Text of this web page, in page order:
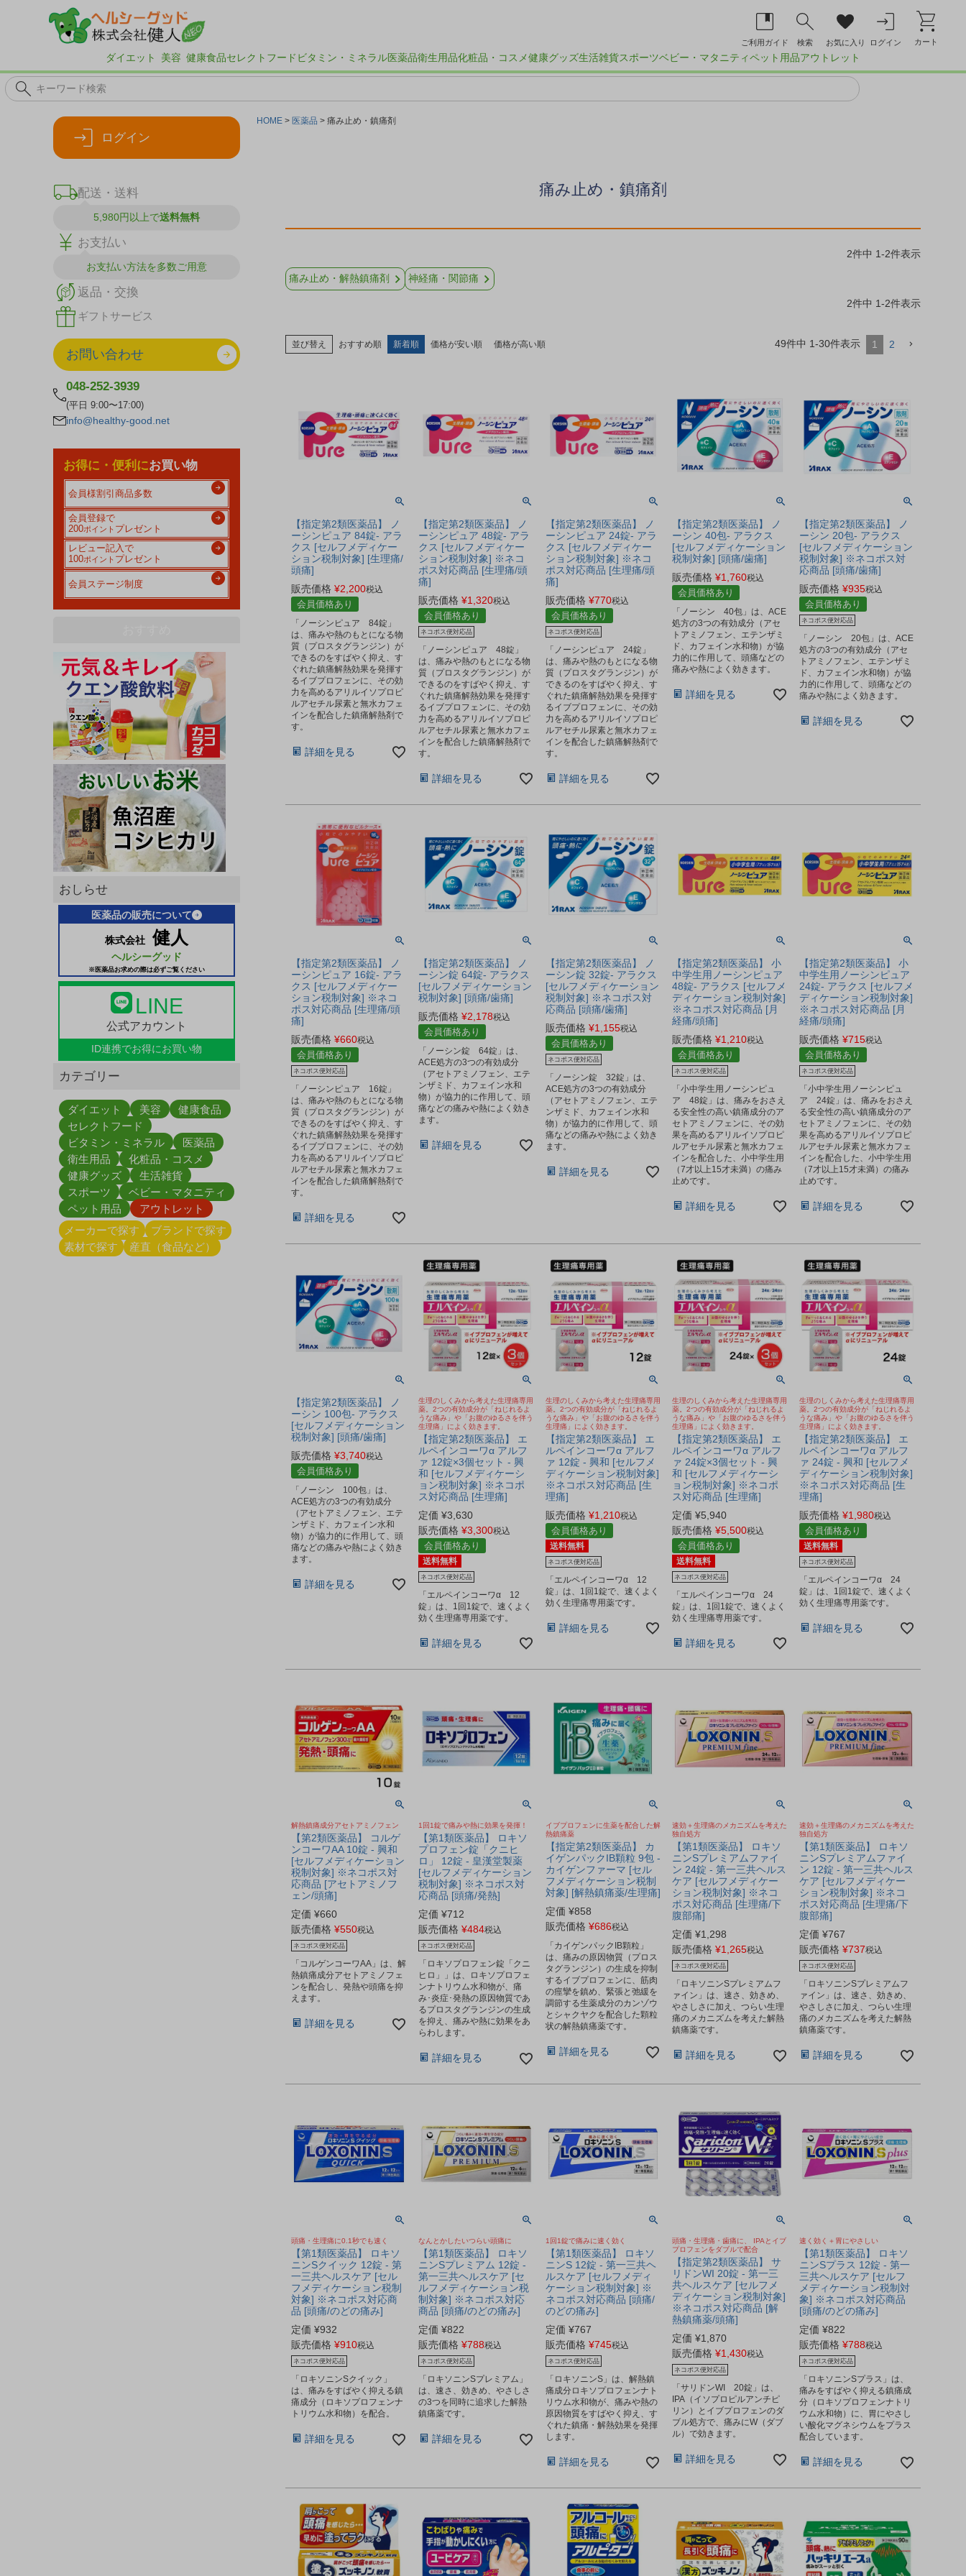
ご利用ガイド 検索 お気に入り ログイン カート
ダイエット 美容 健康食品セレクトフード ビタミン・ミネラル医薬品衛生用品化粧品・コスメ健康グッズ生活雑貨スポーツベビー・マタニティペット用品アウトレット
ログイン
配送・送料
5,980円以上で送料無料
お支払い
お支払い方法を多数ご用意
返品・交換
ギフトサービス
お問い合わせ
048-252-3939
(平日 9:00〜17:00)
info@healthy-good.net
お得に・便利にお買い物
会員様割引商品多数
会員登録で
200ポイント プレゼント
レビュー記入で
100ポイント プレゼント
会員ステージ制度
おしらせ
医薬品の販売について
株式会社 健人
ヘルシーグッド
※医薬品お求めの際は必ずご覧ください
LINE
公式アカウント
ID連携でお得にお買い物
カテゴリー
ダイエット 美容
健康食品
セレクトフード
ビタミン・ミネラル
医薬品
衛生用品
化粧品・コスメ
健康グッズ
生活雑貨
スポーツ
ベビー・マタニティ
ペット用品
アウトレット
メーカーで探す
ブランドで探す
素材で探す
産直（食品など）
HOME 医薬品 痛み止め・鎮痛剤
痛み止め・鎮痛剤
2件中 1-2件表示
痛み止め・解熱鎮痛剤 神経痛・関節痛
2件中 1-2件表示
並び替え おすすめ順 新着順 価格が安い順 価格が高い順 49件中 1-30件表示 1 2
【指定第2類医薬品】 ノ
ーシンピュア 84錠- アラ
クス [セルフメディケー
ション税制対象] [生理痛/
頭痛]
販売価格 ¥2,200税込
会員価格あり
「ノーシンピュア 84錠」
は、痛みや熱のもとになる物
質（プロスタグランジン）が
できるのをすばやく抑え、す
ぐれた鎮痛解熱効果を発揮す
るイブプロフェンに、その効
力を高めるアリルイソプロピ
ルアセチル尿素と無水カフェ
インを配合した鎮痛解熱剤で
す。
詳細を見る
【指定第2類医薬品】 ノ
ーシンピュア 48錠- アラ
クス [セルフメディケー
ション税制対象] ※ネコ
ポス対応商品 [生理痛/頭
痛]
販売価格 ¥1,320税込
会員価格あり
ネコポス便対応品
「ノーシンピュア 48錠」
は、痛みや熱のもとになる物
質（プロスタグランジン）が
できるのをすばやく抑え、す
ぐれた鎮痛解熱効果を発揮す
るイブプロフェンに、その効
力を高めるアリルイソプロピ
ルアセチル尿素と無水カフェ
インを配合した鎮痛解熱剤で
す。
詳細を見る
【指定第2類医薬品】 ノ
ーシンピュア 24錠- アラ
クス [セルフメディケー
ション税制対象] ※ネコ
ポス対応商品 [生理痛/頭
痛]
販売価格 ¥770税込
会員価格あり
ネコポス便対応品
「ノーシンピュア 24錠」
は、痛みや熱のもとになる物
質（プロスタグランジン）が
できるのをすばやく抑え、す
ぐれた鎮痛解熱効果を発揮す
るイブプロフェンに、その効
力を高めるアリルイソプロピ
ルアセチル尿素と無水カフェ
インを配合した鎮痛解熱剤で
す。
詳細を見る
【指定第2類医薬品】 ノ
ーシン 40包- アラクス
[セルフメディケーション
税制対象] [頭痛/歯痛]
販売価格 ¥1,760税込
会員価格あり
「ノーシン 40包」は、ACE
処方の3つの有効成分（アセ
トアミノフェン、エテンザミ
ド、カフェイン水和物）が協
力的に作用して、頭痛などの
痛みや熱によく効きます。
詳細を見る
【指定第2類医薬品】 ノ
ーシン 20包- アラクス
[セルフメディケーション
税制対象] ※ネコポス対
応商品 [頭痛/歯痛]
販売価格 ¥935税込
会員価格あり
ネコポス便対応品
「ノーシン 20包」は、ACE
処方の3つの有効成分（アセ
トアミノフェン、エテンザミ
ド、カフェイン水和物）が協
力的に作用して、頭痛などの
痛みや熱によく効きます。
詳細を見る
【指定第2類医薬品】 ノ
ーシンピュア 16錠- アラ
クス [セルフメディケー
ション税制対象] ※ネコ
ポス対応商品 [生理痛/頭
痛]
販売価格 ¥660税込
会員価格あり
ネコポス便対応品
「ノーシンピュア 16錠」
は、痛みや熱のもとになる物
質（プロスタグランジン）が
できるのをすばやく抑え、す
ぐれた鎮痛解熱効果を発揮す
るイブプロフェンに、その効
力を高めるアリルイソプロピ
ルアセチル尿素と無水カフェ
インを配合した鎮痛解熱剤で
す。
詳細を見る
【指定第2類医薬品】 ノ
ーシン錠 64錠- アラクス
[セルフメディケーション
税制対象] [頭痛/歯痛]
販売価格 ¥2,178税込
会員価格あり
「ノーシン錠 64錠」は、
ACE処方の3つの有効成分
（アセトアミノフェン、エテ
ンザミド、カフェイン水和
物）が協力的に作用して、頭
痛などの痛みや熱によく効き
ます。
詳細を見る
【指定第2類医薬品】 ノ
ーシン錠 32錠- アラクス
[セルフメディケーション
税制対象] ※ネコポス対
応商品 [頭痛/歯痛]
販売価格 ¥1,155税込
会員価格あり
ネコポス便対応品
「ノーシン錠 32錠」は、
ACE処方の3つの有効成分
（アセトアミノフェン、エテ
ンザミド、カフェイン水和
物）が協力的に作用して、頭
痛などの痛みや熱によく効き
ます。
詳細を見る
【指定第2類医薬品】 小
中学生用ノーシンピュア
48錠- アラクス [セルフメ
ディケーション税制対象]
※ネコポス対応商品 [月
経痛/頭痛]
販売価格 ¥1,210税込
会員価格あり
ネコポス便対応品
「小中学生用ノーシンピュ
ア 48錠」は、痛みをおさえ
る安全性の高い鎮痛成分のア
セトアミノフェンに、その効
果を高めるアリルイソプロピ
ルアセチル尿素と無水カフェ
インを配合した、小中学生用
（7才以上15才未満）の痛み
止めです。
詳細を見る
【指定第2類医薬品】 小
中学生用ノーシンピュア
24錠- アラクス [セルフメ
ディケーション税制対象]
※ネコポス対応商品 [月
経痛/頭痛]
販売価格 ¥715税込
会員価格あり
ネコポス便対応品
「小中学生用ノーシンピュ
ア 24錠」は、痛みをおさえ
る安全性の高い鎮痛成分のア
セトアミノフェンに、その効
果を高めるアリルイソプロピ
ルアセチル尿素と無水カフェ
インを配合した、小中学生用
（7才以上15才未満）の痛み
止めです。
詳細を見る
【指定第2類医薬品】 ノ
ーシン 100包- アラクス
[セルフメディケーション
税制対象] [頭痛/歯痛]
販売価格 ¥3,740税込
会員価格あり
「ノーシン 100包」は、
ACE処方の3つの有効成分
（アセトアミノフェン、エテ
ンザミド、カフェイン水和
物）が協力的に作用して、頭
痛などの痛みや熱によく効き
ます。
詳細を見る
生理のしくみから考えた生理痛専用
薬。2つの有効成分が「ねじれるよ
うな痛み」や「お腹のゆるさを伴う
生理痛」によく効きます。
【指定第2類医薬品】 エ
ルペインコーワα アルフ
ァ 12錠×3個セット - 興
和 [セルフメディケーシ
ョン税制対象] ※ネコポ
ス対応商品 [生理痛]
定価 ¥3,630
販売価格 ¥3,300税込
会員価格あり
送料無料
ネコポス便対応品
「エルペインコーワα 12
錠」は、1回1錠で、速くよく
効く生理痛専用薬です。
詳細を見る
生理のしくみから考えた生理痛専用
薬。2つの有効成分が「ねじれるよ
うな痛み」や「お腹のゆるさを伴う
生理痛」によく効きます。
【指定第2類医薬品】 エ
ルペインコーワα アルフ
ァ 12錠 - 興和 [セルフメ
ディケーション税制対象]
※ネコポス対応商品 [生
理痛]
販売価格 ¥1,210税込
会員価格あり
送料無料
ネコポス便対応品
「エルペインコーワα 12
錠」は、1回1錠で、速くよく
効く生理痛専用薬です。
詳細を見る
生理のしくみから考えた生理痛専用
薬。2つの有効成分が「ねじれるよ
うな痛み」や「お腹のゆるさを伴う
生理痛」によく効きます。
【指定第2類医薬品】 エ
ルペインコーワα アルフ
ァ 24錠×3個セット - 興
和 [セルフメディケーシ
ョン税制対象] ※ネコポ
ス対応商品 [生理痛]
定価 ¥5,940
販売価格 ¥5,500税込
会員価格あり
送料無料
ネコポス便対応品
「エルペインコーワα 24
錠」は、1回1錠で、速くよく
効く生理痛専用薬です。
詳細を見る
生理のしくみから考えた生理痛専用
薬。2つの有効成分が「ねじれるよ
うな痛み」や「お腹のゆるさを伴う
生理痛」によく効きます。
【指定第2類医薬品】 エ
ルペインコーワα アルフ
ァ 24錠 - 興和 [セルフメ
ディケーション税制対象]
※ネコポス対応商品 [生
理痛]
販売価格 ¥1,980税込
会員価格あり
送料無料
ネコポス便対応品
「エルペインコーワα 24
錠」は、1回1錠で、速くよく
効く生理痛専用薬です。
詳細を見る
解熱鎮痛成分アセトアミノフェン
【第2類医薬品】 コルゲ
ンコーワAA 10錠 - 興和
[セルフメディケーション
税制対象] ※ネコポス対
応商品 [アセトアミノフ
ェン/頭痛]
定価 ¥660
販売価格 ¥550税込
ネコポス便対応品
「コルゲンコーワAA」は、解
熱鎮痛成分アセトアミノフェ
ンを配合し、発熱や頭痛を抑
えます。
詳細を見る
1回1錠で痛みや熱に効果を発揮！
【第1類医薬品】 ロキソ
プロフェン錠「クニヒ
ロ」 12錠 - 皇漢堂製薬
[セルフメディケーション
税制対象] ※ネコポス対
応商品 [頭痛/発熱]
定価 ¥712
販売価格 ¥484税込
ネコポス便対応品
「ロキソプロフェン錠「クニ
ヒロ」」は、ロキソプロフェ
ンナトリウム水和物が、痛
み･炎症･発熱の原因物質であ
るプロスタグランジンの生成
を抑え、痛みや熱に効果をあ
らわします。
詳細を見る
イブプロフェンに生薬を配合した解
熱鎮痛薬
【指定第2類医薬品】 カ
イゲンパックIB顆粒 9包 -
カイゲンファーマ [セル
フメディケーション税制
対象] [解熱鎮痛薬/生理痛]
定価 ¥858
販売価格 ¥686税込
「カイゲンパックIB顆粒」
は、痛みの原因物質（プロス
タグランジン）の生成を抑制
するイブプロフェンに、筋肉
の痙攣を鎮め、緊張と弛緩を
調節する生薬成分のカンゾウ
とシャクヤクを配合した顆粒
状の解熱鎮痛薬です。
詳細を見る
速効＋生理痛のメカニズムを考えた
独自処方
【第1類医薬品】 ロキソ
ニンSプレミアムファイ
ン 24錠 - 第一三共ヘルス
ケア [セルフメディケー
ション税制対象] ※ネコ
ポス対応商品 [生理痛/下
腹部痛]
定価 ¥1,298
販売価格 ¥1,265税込
ネコポス便対応品
「ロキソニンSプレミアムフ
ァイン」は、速さ、効きめ、
やさしさに加え、つらい生理
痛のメカニズムを考えた解熱
鎮痛薬です。
詳細を見る
速効＋生理痛のメカニズムを考えた
独自処方
【第1類医薬品】 ロキソ
ニンSプレミアムファイ
ン 12錠 - 第一三共ヘルス
ケア [セルフメディケー
ション税制対象] ※ネコ
ポス対応商品 [生理痛/下
腹部痛]
定価 ¥767
販売価格 ¥737税込
ネコポス便対応品
「ロキソニンSプレミアムフ
ァイン」は、速さ、効きめ、
やさしさに加え、つらい生理
痛のメカニズムを考えた解熱
鎮痛薬です。
詳細を見る
頭痛・生理痛に0.1秒でも速く
【第1類医薬品】 ロキソ
ニンSクイック 12錠 - 第
一三共ヘルスケア [セル
フメディケーション税制
対象] ※ネコポス対応商
品 [頭痛/のどの痛み]
定価 ¥932
販売価格 ¥910税込
ネコポス便対応品
「ロキソニンSクイック」
は、痛みをすばやく抑える鎮
痛成分（ロキソプロフェンナ
トリウム水和物）を配合。
詳細を見る
なんとかしたいつらい頭痛に
【第1類医薬品】 ロキソ
ニンSプレミアム 12錠 -
第一三共ヘルスケア [セ
ルフメディケーション税
制対象] ※ネコポス対応
商品 [頭痛/のどの痛み]
定価 ¥822
販売価格 ¥788税込
ネコポス便対応品
「ロキソニンSプレミアム」
は、速さ、効きめ、やさしさ
の3つを同時に追求した解熱
鎮痛薬です。
詳細を見る
1回1錠で痛みに速く効く
【第1類医薬品】 ロキソ
ニンS 12錠 - 第一三共ヘ
ルスケア [セルフメディ
ケーション税制対象] ※
ネコポス対応商品 [頭痛/
のどの痛み]
定価 ¥767
販売価格 ¥745税込
ネコポス便対応品
「ロキソニンS」は、解熱鎮
痛成分ロキソプロフェンナト
リウム水和物が、痛みや熱の
原因物質をすばやく抑え、す
ぐれた鎮痛・解熱効果を発揮
します。
詳細を見る
頭痛・生理痛・歯痛に、 IPAとイブ
プロフェンをダブルで配合
【指定第2類医薬品】 サ
リドンWI 20錠 - 第一三
共ヘルスケア [セルフメ
ディケーション税制対象]
※ネコポス対応商品 [解
熱鎮痛薬/頭痛]
定価 ¥1,870
販売価格 ¥1,430税込
ネコポス便対応品
「サリドンWI 20錠」は、
IPA（イソプロピルアンチピ
リン）とイブプロフェンのダ
ブル処方で、痛みにW（ダブ
ル）で効きます。
詳細を見る
速く効く＋胃にやさしい
【第1類医薬品】 ロキソ
ニンSプラス 12錠 - 第一
三共ヘルスケア [セルフ
メディケーション税制対
象] ※ネコポス対応商品
[頭痛/のどの痛み]
定価 ¥822
販売価格 ¥788税込
ネコポス便対応品
「ロキソニンSプラス」は、
痛みをすばやく抑える鎮痛成
分（ロキソプロフェンナトリ
ウム水和物）に、胃にやさし
い酸化マグネシウムをプラス
配合しています。
詳細を見る